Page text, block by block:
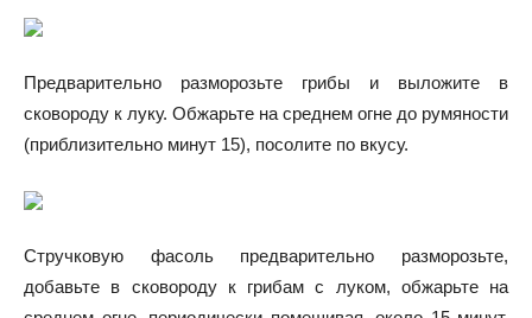
Предварительно разморозьте грибы и выложите в
сковороду к луку. Обжарьте на среднем огне до румяности
(приблизительно минут 15), посолите по вкусу.
Стручковую фасоль предварительно разморозьте,
добавьте в сковороду к грибам с луком, обжарьте на